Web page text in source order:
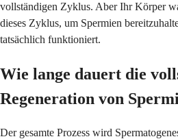
vollständigen Zyklus. Aber Ihr Körper
dieses Zyklus, um Spermien
tatsächlich funktioniert.
Wie lange dauert die
Regeneration von
Der gesamte Prozess wird